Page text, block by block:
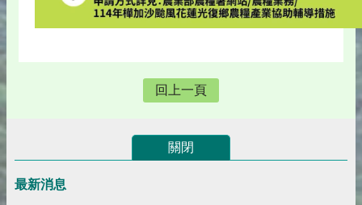
回上一頁
關閉
最新消息